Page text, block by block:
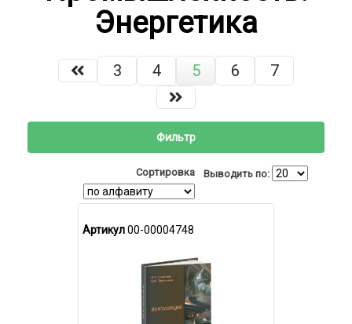
Акции и скидки
Энергетика
3 4 5 6 7
Фильтр
Сортировка Выводить по:
Артикул00-00004748